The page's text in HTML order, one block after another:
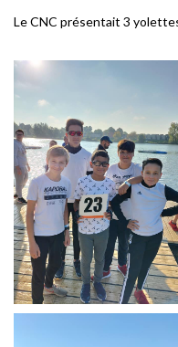
Le CNC présentait 3